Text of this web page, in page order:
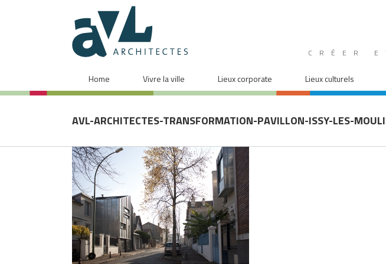
CRÉER
Home Vivre la ville Lieux corporate Lieux culturels
AVL-ARCHITECTES-TRANSFORMATION-PAVILLON-ISSY-LES-